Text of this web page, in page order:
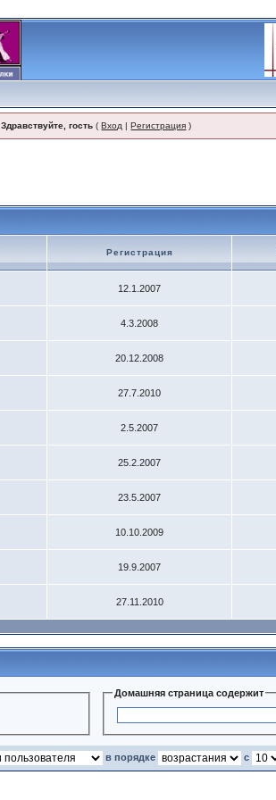
Здравствуйте, гость (Вход |Регистрация )
Регистрация
12.1.2007
4.3.2008
20.12.2008
27.7.2010
2.5.2007
25.2.2007
23.5.2007
10.10.2009
19.9.2007
27.11.2010
Домашняя страница содержит
в порядке с